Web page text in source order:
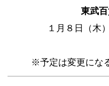
東武
１月８日（木
※予定は変更にな